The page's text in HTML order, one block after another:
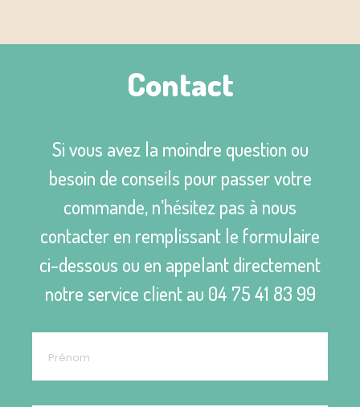
Contact
Si vous avez la moindre question ou
besoin de conseils pour passer votre
commande, n’hésitez pas à nous
contacter en remplissant le formulaire
ci-dessous ou en appelant directement
notre service client au 04 75 41 83 99